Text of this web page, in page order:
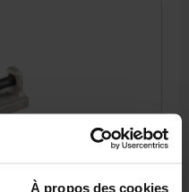
À propos des cookies
FORME:A LISSE